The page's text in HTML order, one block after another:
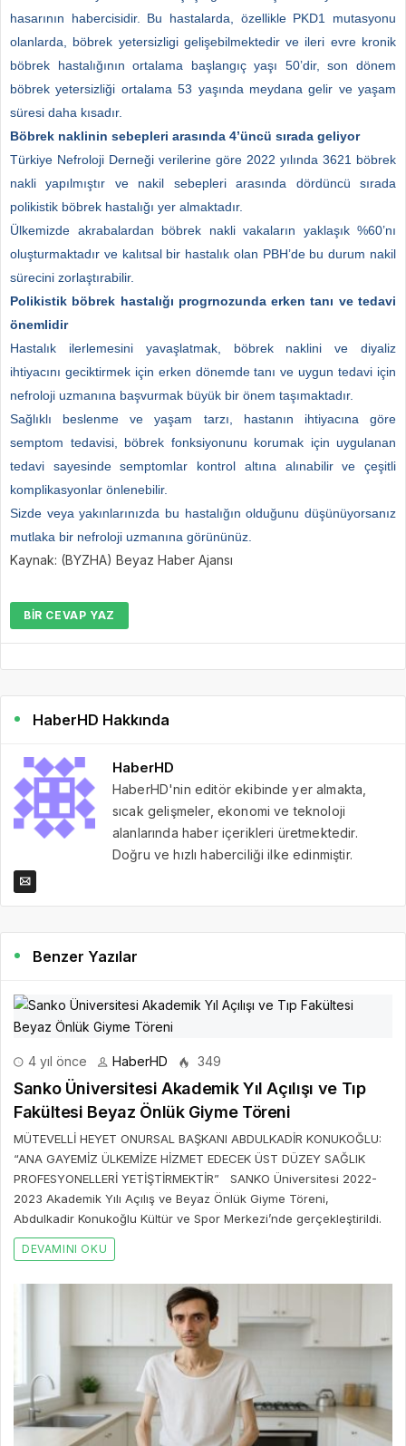
hasarının habercisidir. Bu hastalarda, özellikle PKD1 mutasyonu
olanlarda, böbrek yetersizligi gelişebilmektedir ve ileri evre kronik
böbrek hastalığının ortalama başlangıç yaşı 50’dir, son dönem
böbrek yetersizliği ortalama 53 yaşında meydana gelir ve yaşam
süresi daha kısadır.
Böbrek naklinin sebepleri arasında 4’üncü sırada geliyor
Türkiye Nefroloji Derneği verilerine göre 2022 yılında 3621 böbrek
nakli yapılmıştır ve nakil sebepleri arasında dördüncü sırada
polikistik böbrek hastalığı yer almaktadır.
Ülkemizde akrabalardan böbrek nakli vakaların yaklaşık %60’nı
oluşturmaktadır ve kalıtsal bir hastalık olan PBH’de bu durum nakil
sürecini zorlaştırabilir.
Polikistik böbrek hastalığı progrnozunda erken tanı ve tedavi
önemlidir
Hastalık ilerlemesini yavaşlatmak, böbrek naklini ve diyaliz
ihtiyacını geciktirmek için erken dönemde tanı ve uygun tedavi için
nefroloji uzmanına başvurmak büyük bir önem taşımaktadır.
Sağlıklı beslenme ve yaşam tarzı, hastanın ihtiyacına göre
semptom tedavisi, böbrek fonksiyonunu korumak için uygulanan
tedavi sayesinde semptomlar kontrol altına alınabilir ve çeşitli
komplikasyonlar önlenebilir.
Sizde veya yakınlarınızda bu hastalığın olduğunu düşünüyorsanız
mutlaka bir nefroloji uzmanına görününüz.
Kaynak: (BYZHA) Beyaz Haber Ajansı
BIR CEVAP YAZ
HaberHD Hakkında
HaberHD
HaberHD'nin editör ekibinde yer almakta,
sıcak gelişmeler, ekonomi ve teknoloji
alanlarında haber içerikleri üretmektedir.
Doğru ve hızlı haberciliği ilke edinmiştir.
Benzer Yazılar
4 yıl önce HaberHD 349
Sanko Üniversitesi Akademik Yıl Açılışı ve Tıp
Fakültesi Beyaz Önlük Giyme Töreni
MÜTEVELLİ HEYET ONURSAL BAŞKANI ABDULKADİR KONUKOĞLU:
“ANA GAYEMİZ ÜLKEMİZE HİZMET EDECEK ÜST DÜZEY SAĞLIK
PROFESYONELLERİ YETİŞTİRMEKTİR” SANKO Üniversitesi 2022-
2023 Akademik Yılı Açılış ve Beyaz Önlük Giyme Töreni,
Abdulkadir Konukoğlu Kültür ve Spor Merkezi’nde gerçekleştirildi.
DEVAMINI OKU